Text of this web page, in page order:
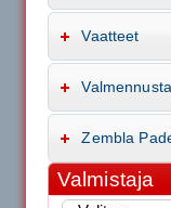
Vaatteet
Zembla
Valmistaja